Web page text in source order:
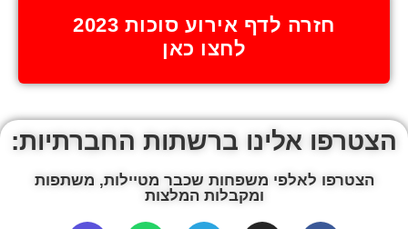
חזרה לדף אירוע סוכות 2023
לחצו כאן
הצטרפו אלינו ברשתות החברתיות:
הצטרפו לאלפי משפחות שכבר מטיילות, משתפות
ומקבלות המלצות